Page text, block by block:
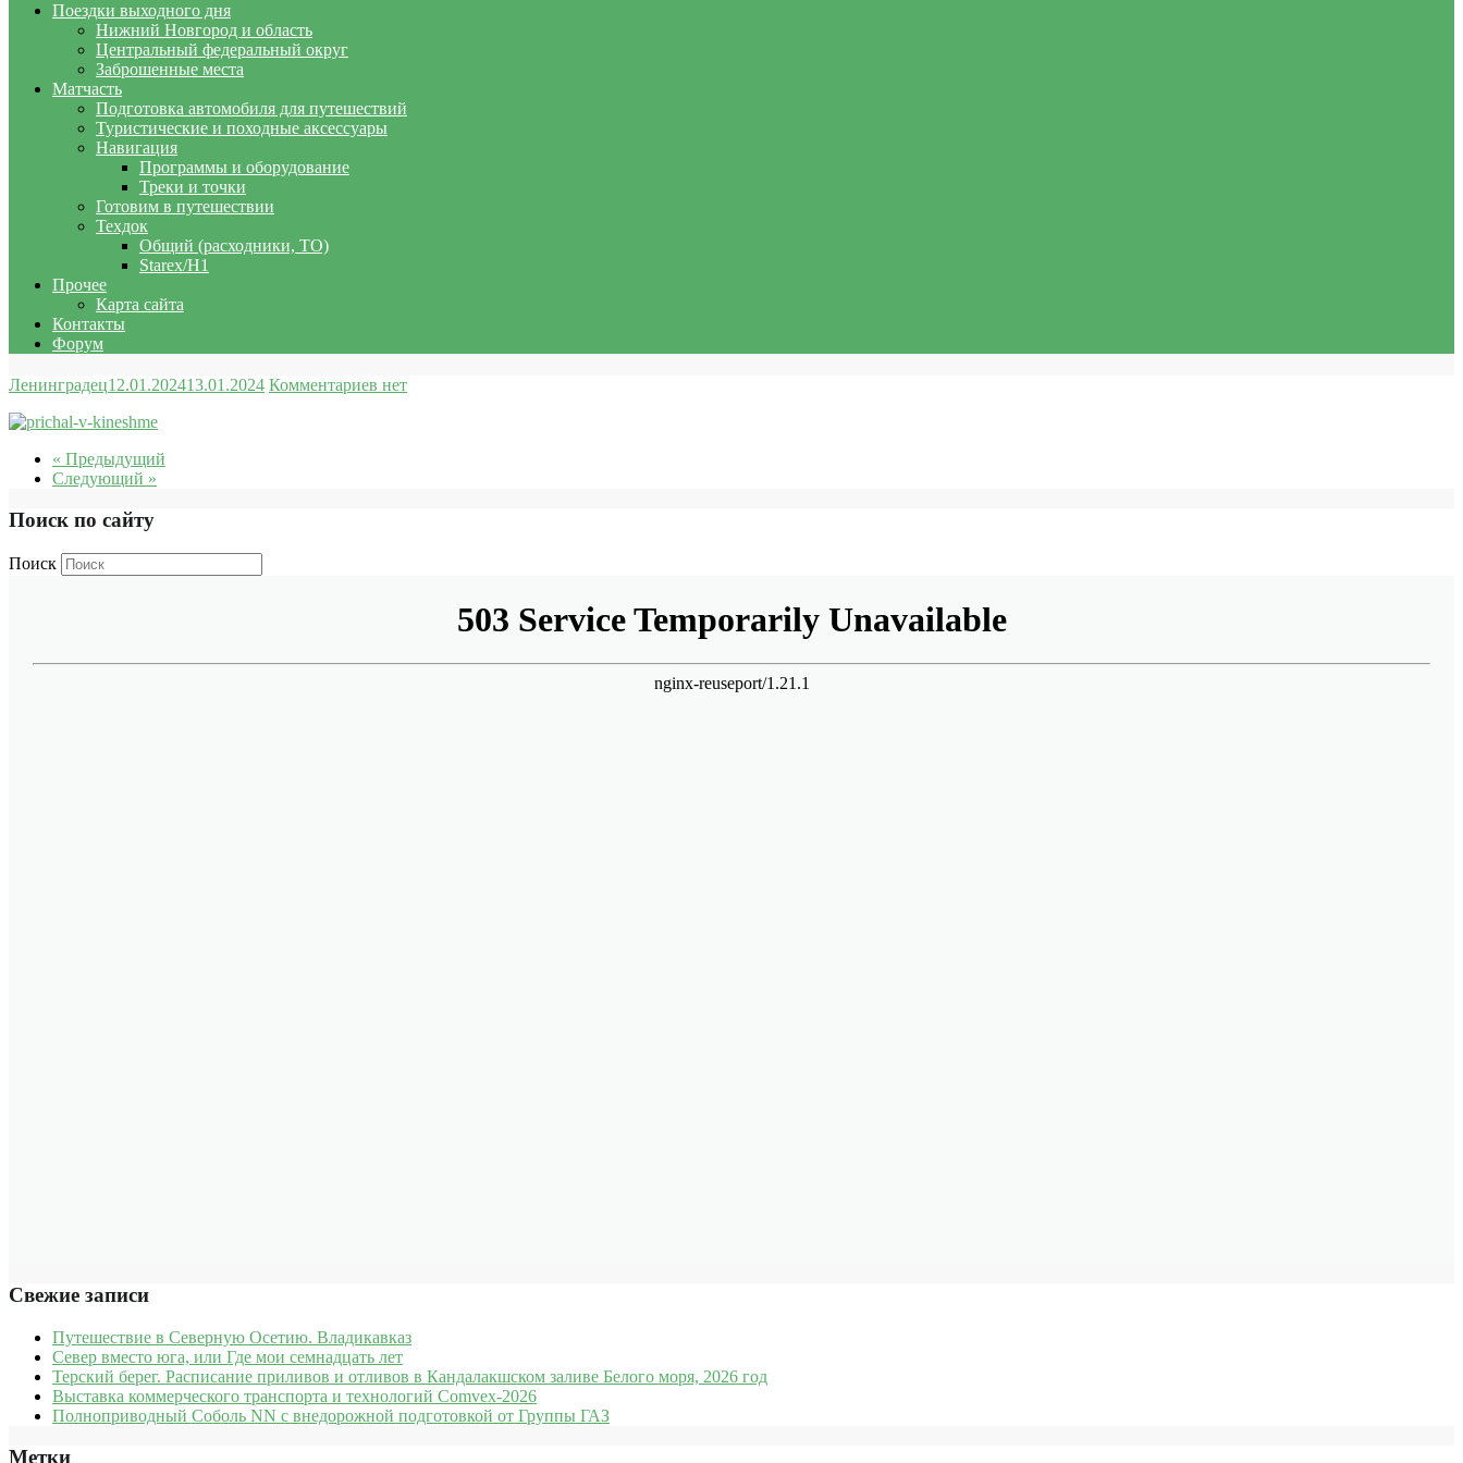
Поездки выходного дня
Нижний Новгород и область
Центральный федеральный округ
Заброшенные места
Матчасть
Подготовка автомобиля для путешествий
Туристические и походные аксессуары
Навигация
Программы и оборудование
Треки и точки
Готовим в путешествии
Техдок
Общий (расходники, ТО)
Starex/H1
Прочее
Карта сайта
Контакты
Форум
Ленинградец12.01.202413.01.2024 Комментариев нет
« Предыдущий
Следующий »
Поиск по сайту
Поиск
Свежие записи
Путешествие в Северную Осетию. Владикавказ
Север вместо юга, или Где мои семнадцать лет
Терский берег. Расписание приливов и отливов в Кандалакшском заливе Белого моря, 2026 год
Выставка коммерческого транспорта и технологий Comvex-2026
Полноприводный Соболь NN с внедорожной подготовкой от Группы ГАЗ
Метки